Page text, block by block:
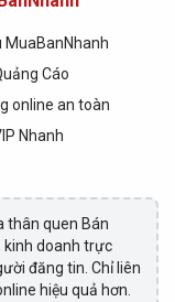
MuaBanNhanh
Cáo
online an toàn
Nhanh
thân quen Bán
kinh doanh trực
đăng tin. Chỉ liên
hiệu quả hơn.